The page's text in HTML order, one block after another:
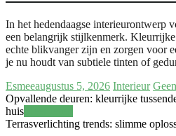
In het hedendaagse interieurontwerp
een belangrijk stijlkenmerk. Kleurrijke
echte blikvanger zijn en zorgen voor
je nu houdt van subtiele tinten of
Esmeeaugustus 5, 2026 Interieur
Opvallende deuren: kleurrijke
huis
Terrasverlichting trends: slimme